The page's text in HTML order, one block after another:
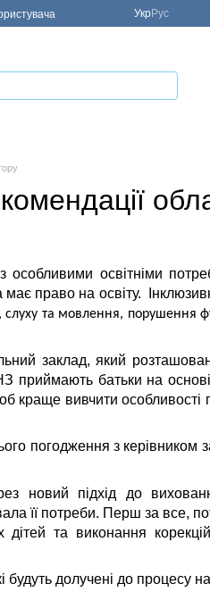
УкрРус
освітніми
право на освіту.
та мовлення, порушення
заклад, який
батьки на основі
вивчити особливості
погодження з керівником
новий підхід до
її потреби. Перш за все,
та виконання
будуть долучені до процесу